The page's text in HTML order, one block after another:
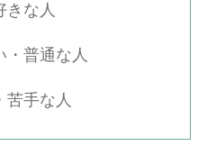
きな人
・普通な人
苦手な人